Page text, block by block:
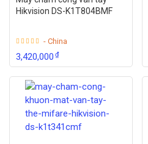
Hikvision DS-K1T804BMF
- China
3,420,000₫